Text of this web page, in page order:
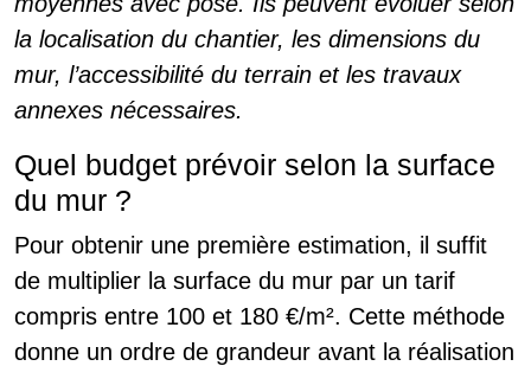
la localisation du chantier, les dimensions du
mur, l’accessibilité du terrain et les travaux
annexes nécessaires.
Quel budget prévoir selon la surface
du mur ?
Pour obtenir une première estimation, il suffit
de multiplier la surface du mur par un tarif
compris entre 100 et 180 €/m². Cette méthode
donne un ordre de grandeur avant la réalisation